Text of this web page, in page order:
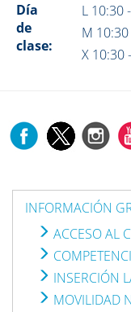
Día
de
clase:
L 10:30
M
X 10:30
INFORMACIÓN
ACCESO AL
INSERCIÓN
MOVILIDAD